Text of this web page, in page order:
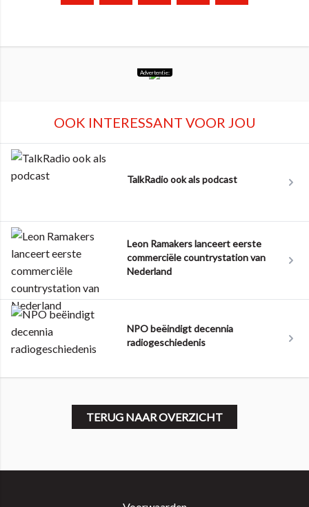
Advertentie:
OOK INTERESSANT VOOR JOU
TalkRadio ook als podcast
Leon Ramakers lanceert eerste
commerciële countrystation van
Nederland
NPO beëindigt decennia
radiogeschiedenis
TERUG NAAR OVERZICHT